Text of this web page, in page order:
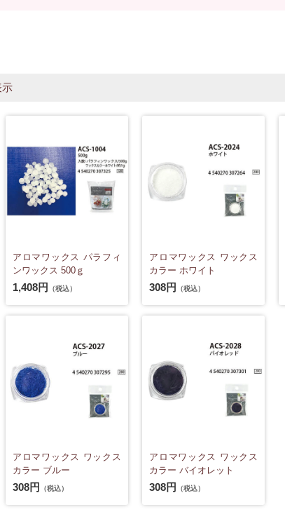
アロマワックス パラフィ
ンワックス 500ｇ
1,408円 （税込）
アロマワックス ワックス
カラー ホワイト
308円 （税込）
アロマワックス ワックス
カラー ブルー
308円 （税込）
アロマワックス ワックス
カラー バイオレット
308円 （税込）